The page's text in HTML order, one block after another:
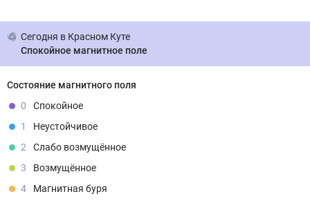
Сегодня в Красном Куте
Спокойное магнитное поле
Состояние магнитного поля
0
Спокойное
1
Неустойчивое
2
Слабо возмущённое
3
Возмущённое
4
Магнитная буря